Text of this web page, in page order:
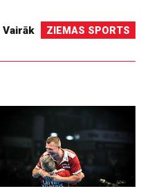
Vairāk ZIEMAS SPORTS